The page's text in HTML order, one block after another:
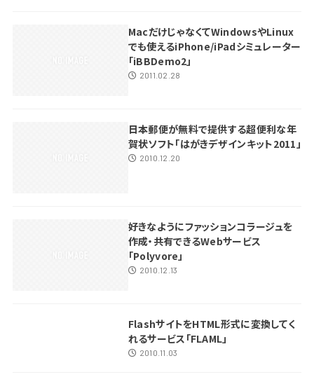
MacだけじゃなくてWindowsやLinux
でも使えるiPhone/iPadシミュレーター
「iBBDemo2」
2011.02.28
日本郵便が無料で提供する超便利な年
賀状ソフト「はがきデザインキット2011」
2010.12.20
好きなようにファッションコラージュを
作成・共有できるWebサービス
「Polyvore」
2010.12.13
FlashサイトをHTML形式に変換してく
れるサービス「FLAML」
2010.11.03